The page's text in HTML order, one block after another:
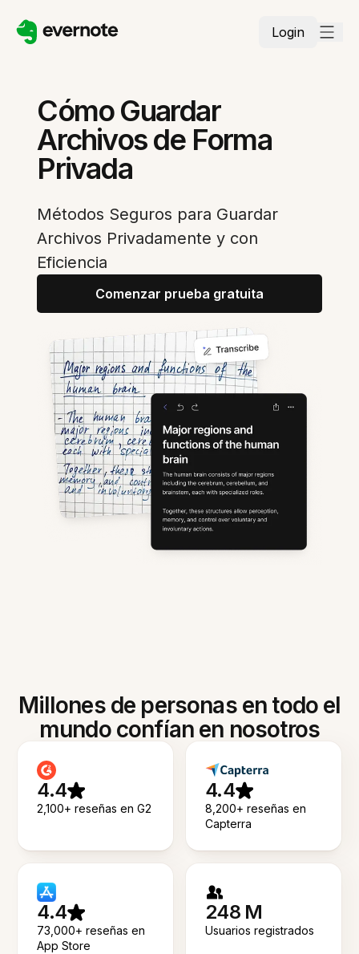
Login
Cómo Guardar
Archivos de Forma
Privada
Métodos Seguros para Guardar
Archivos Privadamente y con
Eficiencia
Comenzar prueba gratuita
Millones de personas en todo el
mundo confían en nosotros
4.4
2,100+ reseñas en G2
4.4
8,200+ reseñas en
Capterra
4.4
73,000+ reseñas en
App Store
248 M
Usuarios registrados